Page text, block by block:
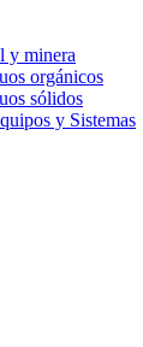
y minera
orgánicos
sólidos
y Sistemas